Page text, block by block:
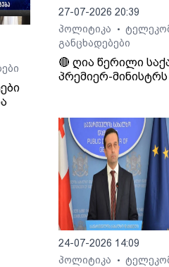
27-07-2026 20:39
პოლიტიკა
•
განცხადებები
🔴 ღია წერილი
პრემიერ-
24-07-2026 14:09
პოლიტიკა
•